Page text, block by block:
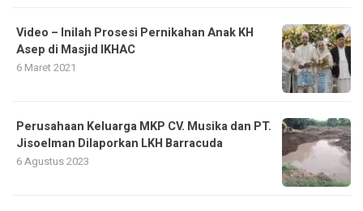
Video – Inilah Prosesi Pernikahan Anak KH
Asep di Masjid IKHAC
6 Maret 2021
Perusahaan Keluarga MKP CV. Musika dan PT.
Jisoelman Dilaporkan LKH Barracuda
6 Agustus 2023